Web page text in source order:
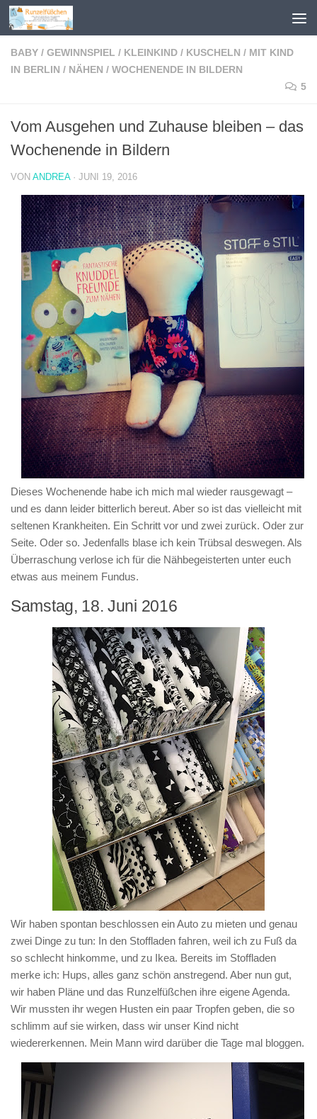
Zum Inhalt springen
BABY / GEWINNSPIEL / KLEINKIND / KUSCHELN / MIT KIND
IN BERLIN / NÄHEN / WOCHENENDE IN BILDERN
5
Vom Ausgehen und Zuhause bleiben – das
Wochenende in Bildern
VON ANDREA · JUNI 19, 2016
Dieses Wochenende habe ich mich mal wieder rausgewagt –
und es dann leider bitterlich bereut. Aber so ist das vielleicht mit
seltenen Krankheiten. Ein Schritt vor und zwei zurück. Oder zur
Seite. Oder so. Jedenfalls blase ich kein Trübsal deswegen. Als
Überraschung verlose ich für die Nähbegeisterten unter euch
etwas aus meinem Fundus.
Samstag, 18. Juni 2016
Wir haben spontan beschlossen ein Auto zu mieten und genau
zwei Dinge zu tun: In den Stoffladen fahren, weil ich zu Fuß da
so schlecht hinkomme, und zu Ikea. Bereits im Stoffladen
merke ich: Hups, alles ganz schön anstregend. Aber nun gut,
wir haben Pläne und das Runzelfüßchen ihre eigene Agenda.
Wir mussten ihr wegen Husten ein paar Tropfen geben, die so
schlimm auf sie wirken, dass wir unser Kind nicht
wiedererkennen. Mein Mann wird darüber die Tage mal bloggen.